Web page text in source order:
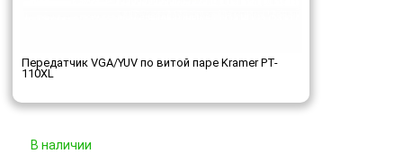
Передатчик VGA/YUV по витой паре Kramer PT-
110XL
В наличии